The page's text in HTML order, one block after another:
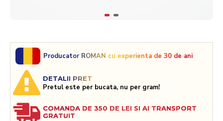
Producator ROMAN cu experienta de 30 de ani
DETALII PRET
Pretul este per bucata, nu per gram!
COMANDA DE 350 DE LEI SI AI TRANSPORT
GRATUIT